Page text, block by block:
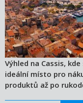
Výhled na Cassis,
ideální místo pro
produktů až po